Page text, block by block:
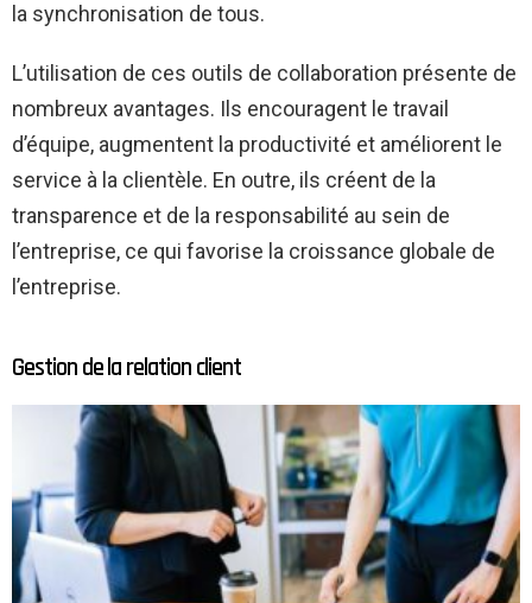
la synchronisation de tous.
L’utilisation de ces outils de collaboration présente de
nombreux avantages. Ils encouragent le travail
d’équipe, augmentent la productivité et améliorent le
service à la clientèle. En outre, ils créent de la
transparence et de la responsabilité au sein de
l’entreprise, ce qui favorise la croissance globale de
l’entreprise.
Gestion de la relation client